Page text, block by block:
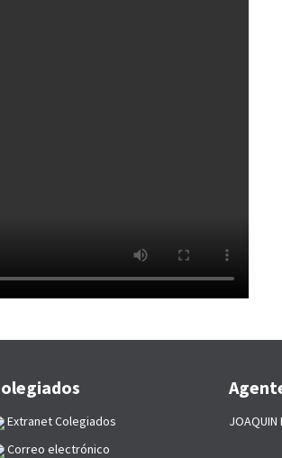
Extranet Colegiados
Correo electrónico
JOAQUIN